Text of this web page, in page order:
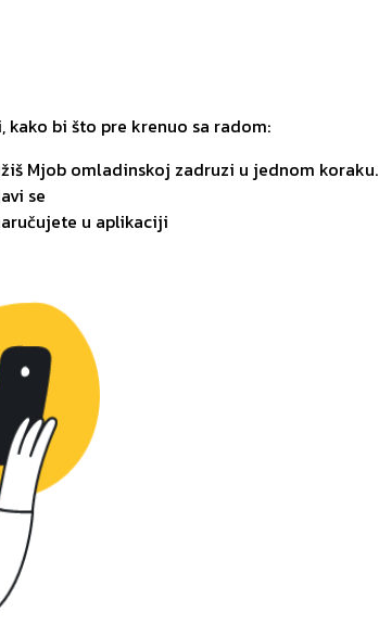
kako bi što pre krenuo sa radom:
Mjob omladinskoj zadruzi u jednom koraku.
se
u aplikaciji